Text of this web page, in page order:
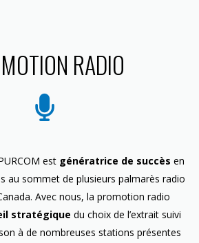
RADIO
est génératrice de succès en
au sommet de plusieurs palmarès radio
Avec nous, la promotion radio
stratégique du choix de l’extrait suivi
à de nombreuses stations présentes